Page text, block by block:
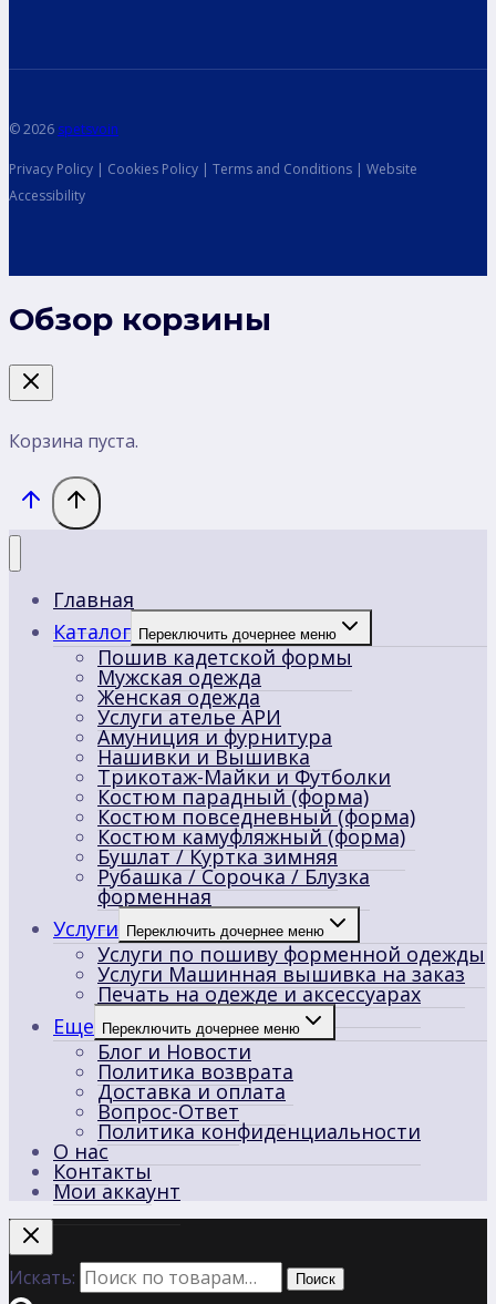
© 2026 spetsvoin
Privacy Policy | Cookies Policy | Terms and Conditions | Website
Accessibility
Обзор корзины
Корзина пуста.
Главная
Каталог Переключить дочернее меню
Пошив кадетской формы
Мужская одежда
Женская одежда
Услуги ателье АРИ
Амуниция и фурнитура
Нашивки и Вышивка
Трикотаж-Майки и Футболки
Костюм парадный (форма)
Костюм повседневный (форма)
Костюм камуфляжный (форма)
Бушлат / Куртка зимняя
Рубашка / Сорочка / Блузка
форменная
Услуги Переключить дочернее меню
Услуги по пошиву форменной одежды
Услуги Машинная вышивка на заказ
Печать на одежде и аксессуарах
Еще
Переключить дочернее меню
Блог и Новости
Политика возврата
Доставка и оплата
Вопрос-Ответ
Политика конфиденциальности
О нас
Контакты
Мои аккаунт
Искать: Поиск